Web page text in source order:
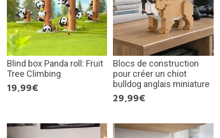
Blind box Panda roll: Fruit
Tree Climbing
19,99€
Blocs de construction
pour créer un chiot
bulldog anglais miniature
29,99€